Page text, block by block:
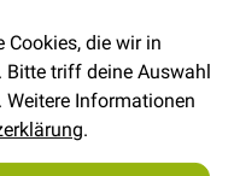
Cookies, die wir in
Bitte triff deine Auswahl
Informationen
.
Menge